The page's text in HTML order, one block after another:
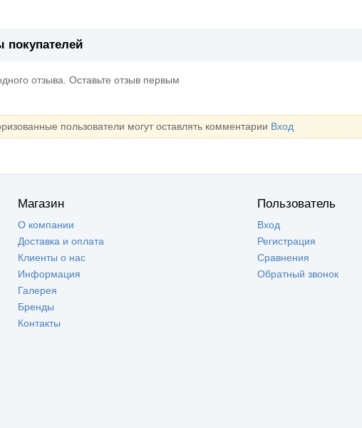
отзыва. Оставьте отзыв первым
пользователи могут оставлять комментарии Вход
Магазин
О компании
Доставка и оплата
Клиенты о нас
Информация
Галерея
Бренды
Контакты
Пользователь
Вход
Регистрация
Сравнения
Обратный звонок